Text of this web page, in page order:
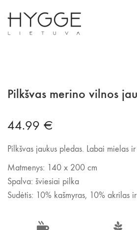
Pilkšvas merino vilnos
44.99 €
Pilkšvas jaukus pledas. Labai mielas
Matmenys: 140 x 200 cm
Spalva: šviesiai pilka
Sudėtis: 10% kašmyras, 10% akrilas